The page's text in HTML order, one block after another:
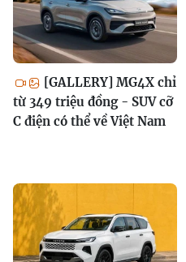
[GALLERY] MG4X chỉ
từ 349 triệu đồng - SUV cỡ
C điện có thể về Việt Nam